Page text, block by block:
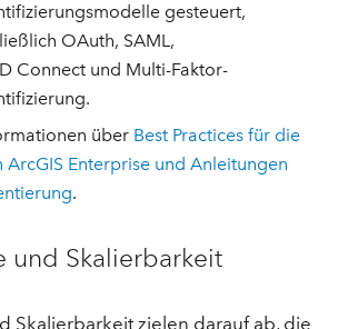
gesteuert,
OAuth, SAML,
Connect und Multi-Faktor-
über Best Practices für die
ArcGIS Enterprise und Anleitungen
.
und Skalierbarkeit
Skalierbarkeit zielen darauf ab, die